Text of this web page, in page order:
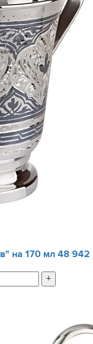
на 170 мл 48 942
+